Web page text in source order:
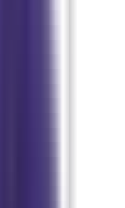
deine erste